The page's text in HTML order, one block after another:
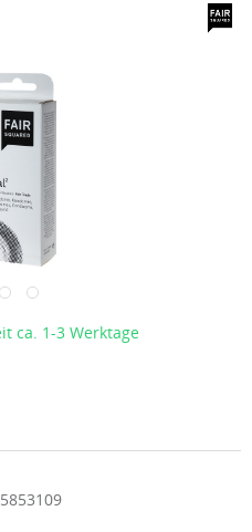
ca. 1-3 Werktage